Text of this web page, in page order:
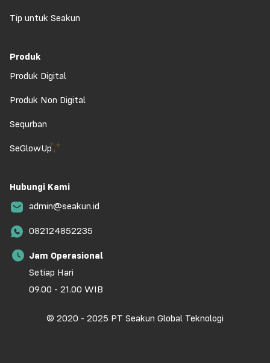
Tip untuk Seakun
Produk
Produk Digital
Produk Non Digital
Sequrban
SeGlowUp
Hubungi Kami
admin@seakun.id
082124852235
Jam Operasional
Setiap Hari
09.00 - 21.00 WIB
© 2020 - 2025 PT Seakun Global Teknologi